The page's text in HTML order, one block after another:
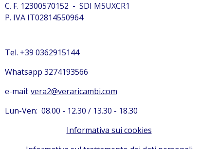
C. F. 12300570152 - SDI M5UXCR1
P. IVA IT02814550964
Tel. +39 0362915144
Whatsapp 3274193566
e-mail: vera2@veraricambi.com
Lun-Ven: 08.00 - 12.30 / 13.30 - 18.30
Informativa sui cookies